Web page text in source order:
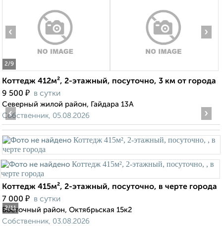
2/9
‹ ›
Коттедж 412м², 2-этажный, посуточно, 3 км от города
9 500 ₽ в сутки
Северный жилой район, Гайдара 13А
Собственник, 05.08.2026
2/11
‹ ›
Коттедж 415м², 2-этажный, посуточно, в черте города
7 000 ₽ в сутки
Восточный район, Октябрьская 15к2
Собственник, 03.08.2026